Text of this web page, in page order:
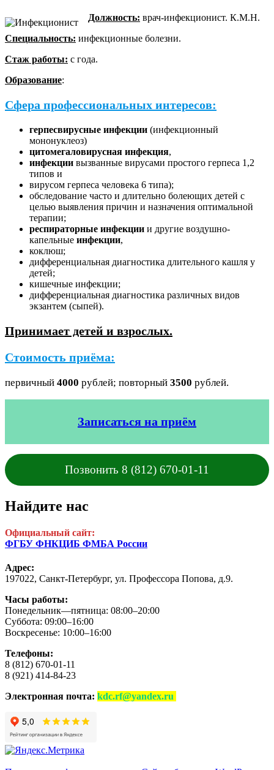
Должность: врач-инфекционист. К.М.Н.
Специальность: инфекционные болезни.
Стаж работы: с года.
Образование:
Сфера профессиональных интересов:
герпесвирусные инфекции (инфекционный
мононуклеоз)
цитомегаловирусная инфекция,
инфекции вызванные вирусами простого герпеса 1,2
типов и
вирусом герпеса человека 6 типа);
обследование часто и длительно болеющих детей с
целью выявления причин и назначения оптимальной
терапии;
респираторные инфекции и другие воздушно-
капельные инфекции,
коклюш;
дифференциальная диагностика длительного кашля у
детей;
кишечные инфекции;
дифференциальная диагностика различных видов
экзантем (сыпей).
Принимает детей и взрослых.
Стоимость приёма:
первичный 4000 рублей; повторный 3500 рублей.
Записаться на приём
Позвонить 8 (812) 670-01-11
Найдите нас
Официальный сайт:
ФГБУ ФНКЦИБ ФМБА России
Адрес:
197022, Санкт-Петербург, ул. Профессора Попова, д.9.
Часы работы:
Понедельник—пятница: 08:00–20:00
Суббота: 09:00–16:00
Воскресенье: 10:00–16:00
Телефоны:
8 (812) 670-01-11
8 (921) 414-84-23
Электронная почта: kdc.rf@yandex.ru